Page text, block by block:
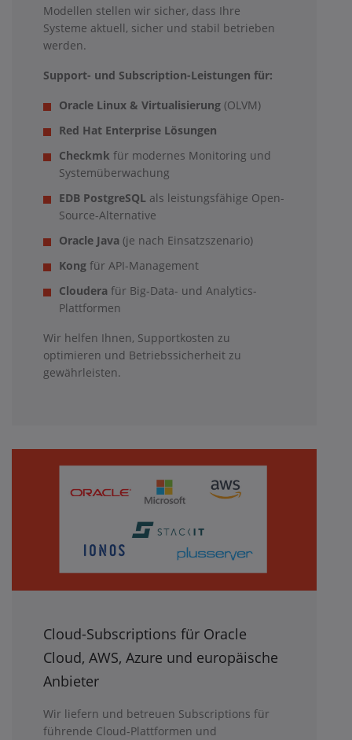
Modellen stellen wir sicher, dass Ihre
Systeme aktuell, sicher und stabil betrieben
werden.
Support- und Subscription-Leistungen für:
Oracle Linux & Virtualisierung (OLVM)
Red Hat Enterprise Lösungen
Checkmk für modernes Monitoring und
Systemüberwachung
EDB PostgreSQL als leistungsfähige Open-
Source-Alternative
Oracle Java (je nach Einsatzszenario)
Kong für API-Management
Cloudera für Big-Data- und Analytics-
Plattformen
Wir helfen Ihnen, Supportkosten zu
optimieren und Betriebssicherheit zu
gewährleisten.
Cloud-Subscriptions für Oracle
Cloud, AWS, Azure und europäische
Anbieter
Wir liefern und betreuen Subscriptions für
führende Cloud-Plattformen und